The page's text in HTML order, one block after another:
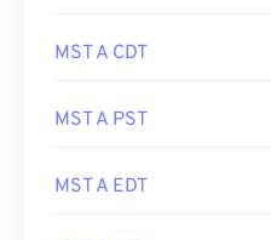
MST A CDT
MST A PST
MST A EDT